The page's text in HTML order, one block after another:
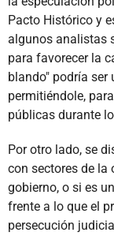
Pacto Histórico y
algunos analistas
para favorecer la
blando" podría
permitiéndole,
públicas durante
Por otro lado, se
con sectores de la
gobierno, o si es
frente a lo que el
persecución